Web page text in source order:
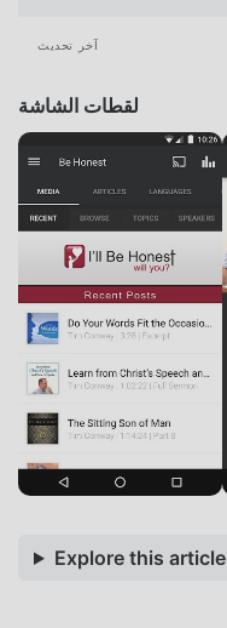
آخر تحديث
لقطات الشاشة
Explore this article